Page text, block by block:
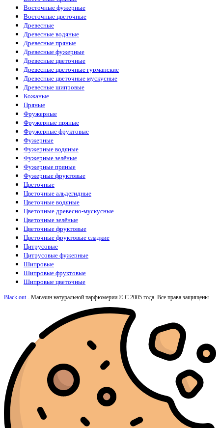
Восточные фужерные
Восточные цветочные
Древесные
Древесные водяные
Древесные пряные
Древесные фужерные
Древесные цветочные
Древесные цветочные гурманские
Древесные цветочные мускусные
Древесные шипровые
Кожаные
Пряные
Фружерные
Фружерные пряные
Фружерные фруктовые
Фужерные
Фужерные водяные
Фужерные зелёные
Фужерные пряные
Фужерные фруктовые
Цветочные
Цветочные альдегидные
Цветочные водяные
Цветочные древесно-мускусные
Цветочные зелёные
Цветочные фруктовые
Цветочные фруктовые сладкие
Цитрусовые
Цитрусовые фужерные
Шипровые
Шипровые фруктовые
Шипровые цветочные
Black out- Магазин натуральной парфюмерии © С 2005 года. Все права защищены.